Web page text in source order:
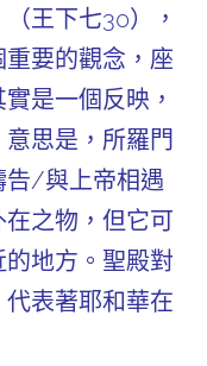
王下七30），
要的觀念，座
是一個反映，
思是，所羅門
告/與上帝相遇
之物，但它可
地方 。聖殿對
表著耶和華在